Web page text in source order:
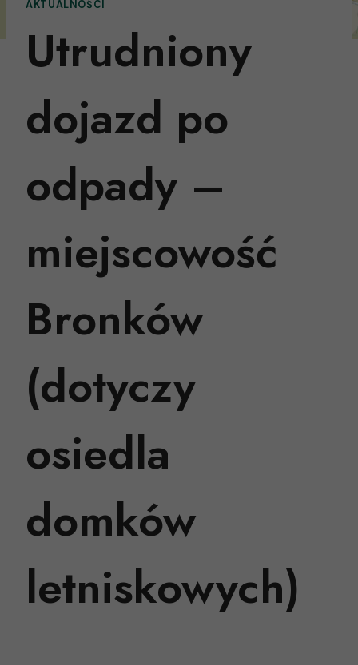
AKTUALNOŚCI
Utrudniony
dojazd po
odpady –
miejscowość
Bronków
(dotyczy
osiedla
domków
letniskowych)